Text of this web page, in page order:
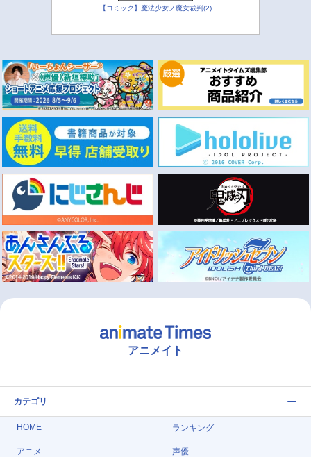
【コミック】魔法少女ノ魔女裁判(2)
アニメイト
カテゴリ
HOME ランキング
アニメ 声優